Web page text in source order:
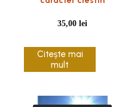
35,00lei
Citește mai
mult